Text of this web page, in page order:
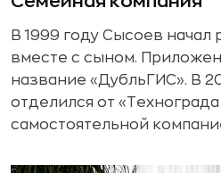
В 1999 году Сысоев начал
вместе с сыном.
название «ДубльГИС». В
отделился от «Технограда
самостоятельной